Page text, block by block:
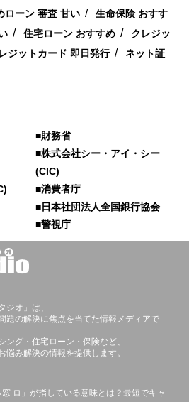
ローン 審査 甘い /
生命保険 おすす
/ 住宅ローン おすすめ /
クレジッ
ジットカード 即日発行 /
ネット証
■財務省
■株式会社シー・アイ・シー
(CIC)
■消費者庁
■日本社団法人全国銀行協会
■警視庁
ジオ」は、
題の解決に焦点を当てた情報メディアで
グ・住宅ローン・保険など、
み解決の情報を提供します。
窓 ロ」が指している意味とは？最短でキャ